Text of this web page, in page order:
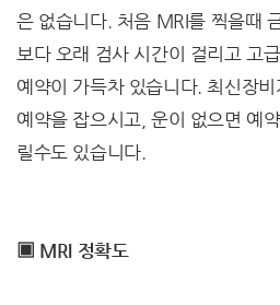
은 없습니다. 처음 MRI를 찍을때
보다 오래 검사 시간이 걸리고 고
예약이 가득차 있습니다. 최신장
예약을 잡으시고, 운이 없으면 예
릴수도 있습니다.
▣ MRI 정확도